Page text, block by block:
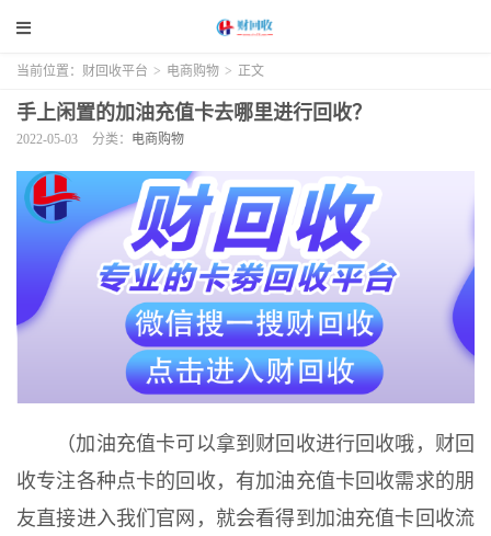
当前位置： 财回收平台 > 电商购物 > 正文
手上闲置的加油充值卡去哪里进行回收？
2022-05-03 分类： 电商购物
（加油充值卡可以拿到财回收进行回收哦，财回
收专注各种点卡的回收，有加油充值卡回收需求的朋
友直接进入我们官网，就会看得到加油充值卡回收流